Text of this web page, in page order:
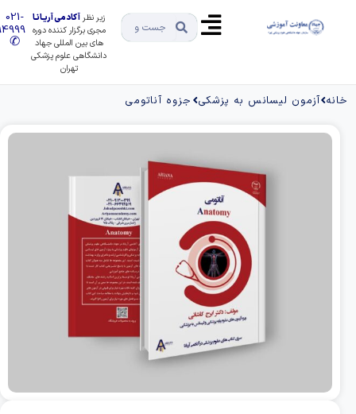
زیر نظرآکادمی آریـانـا
مجری برگزار کننده دوره
های بین المللی جهاد
دانشگاهی علوم پزشکی
021-
91494999
✆
آزمون لیسانس به پزشکی جزوه آناتومی